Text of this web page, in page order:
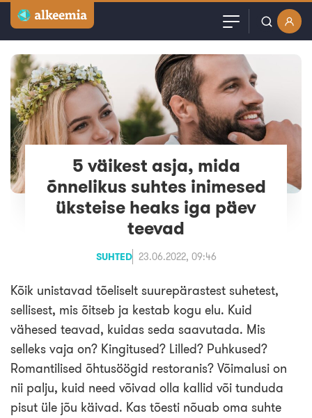
Artiklid
Podcast
Videod
Veebinarid
Kuulutused
Kasutajanimi või email
Parool
Jäta mind meelde
Loo tasuta konto
5 väikest asja, mida
õnnelikus suhtes inimesed
üksteise heaks iga päev
teevad
SUHTED 23.06.2022, 09:46
Kõik unistavad tõeliselt suurepärastest suhetest,
sellisest, mis õitseb ja kestab kogu elu. Kuid
vähesed teavad, kuidas seda saavutada. Mis
selleks vaja on? Kingitused? Lilled? Puhkused?
Romantilised õhtusöögid restoranis? Võimalusi on
nii palju, kuid need võivad olla kallid või tunduda
pisut üle jõu käivad. Kas tõesti nõuab oma suhte